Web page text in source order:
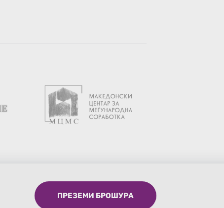
ПРЕЗЕМИ БРОШУРА